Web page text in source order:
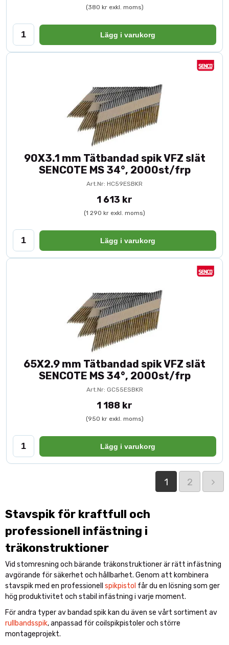
(380 kr exkl. moms)
Lägg i varukorg
90X3.1 mm Tätbandad spik VFZ slät
SENCOTE MS 34°, 2000st/frp
Art.Nr: HC59ESBKR
1 613 kr
(1 290 kr exkl. moms)
Lägg i varukorg
65X2.9 mm Tätbandad spik VFZ slät
SENCOTE MS 34°, 2000st/frp
Art.Nr: GC55ESBKR
1 188 kr
(950 kr exkl. moms)
Lägg i varukorg
1 2
Stavspik för kraftfull och
professionell infästning i
träkonstruktioner
Vid stomresning och bärande träkonstruktioner är rätt infästning
avgörande för säkerhet och hållbarhet. Genom att kombinera
stavspik med en professionell spikpistol får du en lösning som ger
hög produktivitet och stabil infästning i varje moment.
För andra typer av bandad spik kan du även se vårt sortiment av
rullbandsspik, anpassad för coilspikpistoler och större
montageprojekt.